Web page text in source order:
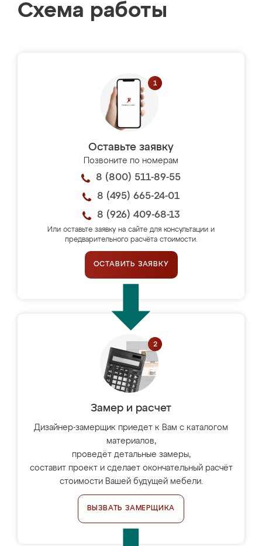
Схема работы
Оставьте заявку
Позвоните по номерам
8 (800) 511-89-55
8 (495) 665-24-01
8 (926) 409-68-13
Или оставьте заявку на сайте для консультации и
предварительного расчёта стоимости.
ОСТАВИТЬ ЗАЯВКУ
Замер и расчет
Дизайнер-замерщик приедет к Вам с каталогом
материалов,
проведёт детальные замеры,
составит проект и сделает окончательный расчёт
стоимости Вашей будущей мебели.
ВЫЗВАТЬ ЗАМЕРЩИКА